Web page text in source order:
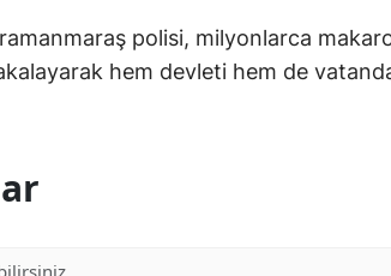
polisi, milyonlarca
hem devleti hem de